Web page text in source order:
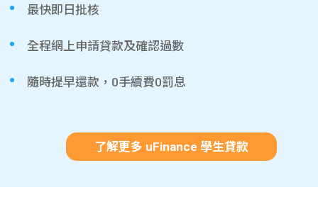
最快即日批核
全程網上申請貸款及確認過數
隨時提早還款，0手續費0罰息
了解更多 uFinance 學生貸款